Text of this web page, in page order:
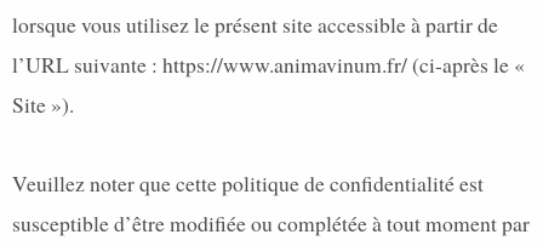
lorsque vous utilisez le présent site accessible à partir de
l’URL suivante : https://www.animavinum.fr/ (ci-après le «
Site »).
Veuillez noter que cette politique de confidentialité est
susceptible d’être modifiée ou complétée à tout moment par